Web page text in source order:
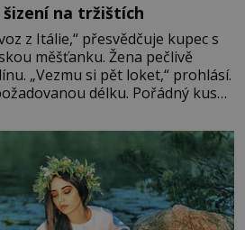
na tržištích
z Itálie,“ přesvědčuje kupec s
měšťanku. Žena pečlivě
„Vezmu si pět loket,“ prohlásí.
délku. Pořádný kus
na sukni,“ zhodnotí švadlena
„Ošidili vás, podívejte.“